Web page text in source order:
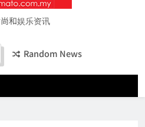
2026– Press
和娱乐资讯
Random News